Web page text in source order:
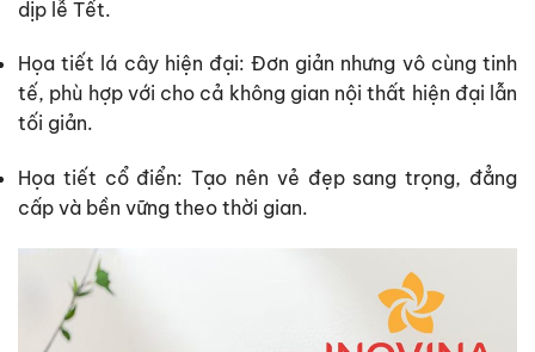
dịp lễ Tết.
Họa tiết lá cây hiện đại:Đơn giản nhưng vô cùng tinh
tế, phù hợp với cho cả không gian nội thất hiện đại lẫn
tối giản.
Họa tiết cổ điển:Tạo nên vẻ đẹp sang trọng, đẳng
cấp và bền vững theo thời gian.